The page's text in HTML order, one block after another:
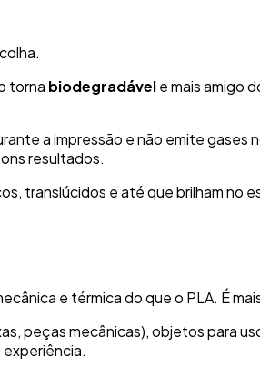
torna biodegradávele mais amigo
a impressão e não emite
resultados.
translúcidos e até que brilham no
e térmica do que o PLA. É
peças mecânicas), objetos para